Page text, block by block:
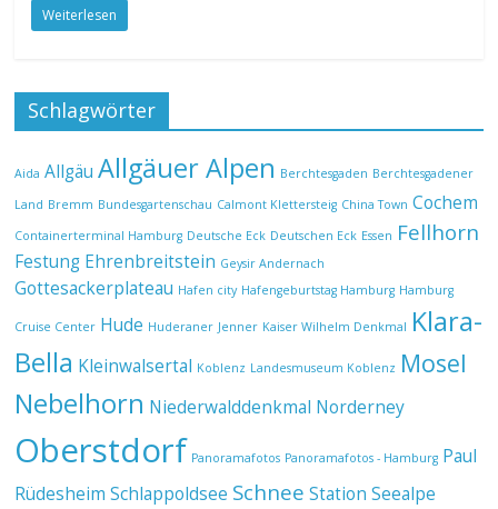
Weiterlesen
Schlagwörter
Aida Allgäu Allgäuer Alpen Berchtesgaden Berchtesgadener
Land Bremm Bundesgartenschau Calmont Klettersteig China Town Cochem
Containerterminal Hamburg Deutsche Eck Deutschen Eck Essen Fellhorn
Festung Ehrenbreitstein Geysir Andernach
Gottesackerplateau Hafen city Hafengeburtstag Hamburg Hamburg
Cruise Center Hude Huderaner Jenner Kaiser Wilhelm Denkmal Klara-
Bella Kleinwalsertal Koblenz Landesmuseum Koblenz Mosel
Nebelhorn Niederwalddenkmal Norderney
Oberstdorf Panoramafotos Panoramafotos - Hamburg Paul
Rüdesheim Schlappoldsee Schnee Station Seealpe